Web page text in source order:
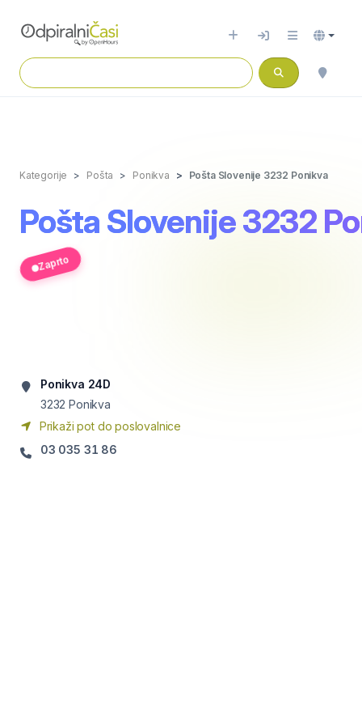
Kategorije Pošta Ponikva Pošta Slovenije 3232 Ponikva
Pošta Slovenije 3232
Zaprto
Ponikva 24D
3232 Ponikva
Prikaži pot do poslovalnice
03 035 31 86